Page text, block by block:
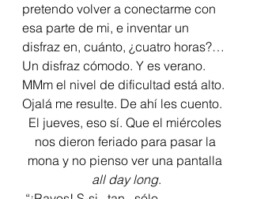
pretendo volver a conectarme con
esa parte de mi, e inventar un
disfraz en, cuánto, ¿cuatro horas?…
Un disfraz cómodo. Y es verano.
MMm el nivel de dificultad está alto.
Ojalá me resulte. De ahí les cuento.
El jueves, eso sí. Que el miércoles
nos dieron feriado para pasar la
mona y no pienso ver una pantalla
all day long.